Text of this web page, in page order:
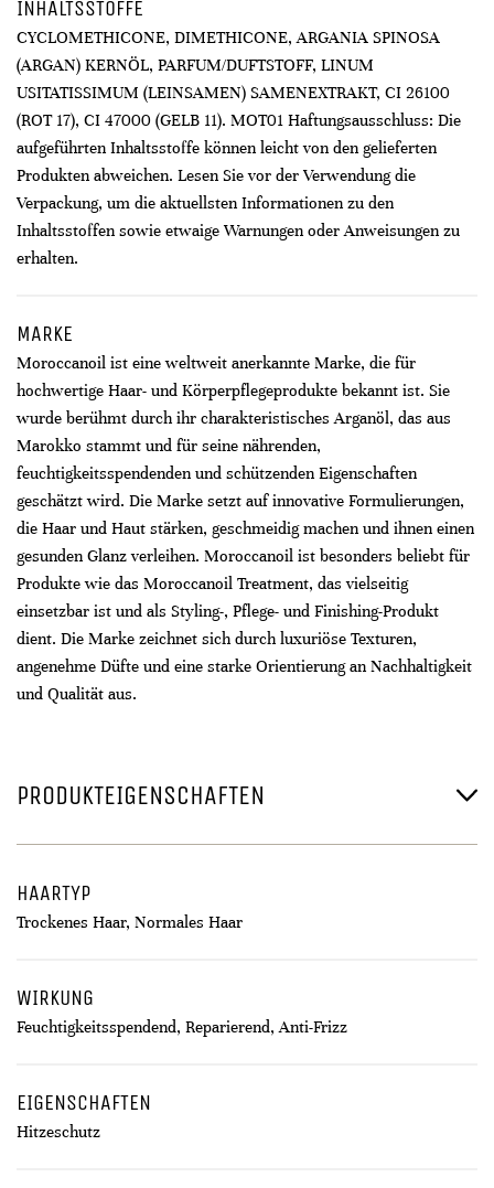
INHALTSSTOFFE
CYCLOMETHICONE, DIMETHICONE, ARGANIA SPINOSA
(ARGAN) KERNÖL, PARFUM/DUFTSTOFF, LINUM
USITATISSIMUM (LEINSAMEN) SAMENEXTRAKT, CI 26100
(ROT 17), CI 47000 (GELB 11). MOT01 Haftungsausschluss: Die
aufgeführten Inhaltsstoffe können leicht von den gelieferten
Produkten abweichen. Lesen Sie vor der Verwendung die
Verpackung, um die aktuellsten Informationen zu den
Inhaltsstoffen sowie etwaige Warnungen oder Anweisungen zu
erhalten.
MARKE
Moroccanoil ist eine weltweit anerkannte Marke, die für
hochwertige Haar- und Körperpflegeprodukte bekannt ist. Sie
wurde berühmt durch ihr charakteristisches Arganöl, das aus
Marokko stammt und für seine nährenden,
feuchtigkeitsspendenden und schützenden Eigenschaften
geschätzt wird. Die Marke setzt auf innovative Formulierungen,
die Haar und Haut stärken, geschmeidig machen und ihnen einen
gesunden Glanz verleihen. Moroccanoil ist besonders beliebt für
Produkte wie das Moroccanoil Treatment, das vielseitig
einsetzbar ist und als Styling-, Pflege- und Finishing-Produkt
dient. Die Marke zeichnet sich durch luxuriöse Texturen,
angenehme Düfte und eine starke Orientierung an Nachhaltigkeit
und Qualität aus.
PRODUKTEIGENSCHAFTEN
HAARTYP
Trockenes Haar, Normales Haar
WIRKUNG
Feuchtigkeitsspendend, Reparierend, Anti-Frizz
EIGENSCHAFTEN
Hitzeschutz